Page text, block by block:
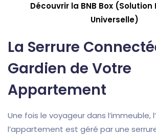
Découvrir la BNB Box
Universelle)
La Serrure
Gardien de Votre
Appartement
Une fois le voyageur dans l’immeuble,
l’appartement est géré par une